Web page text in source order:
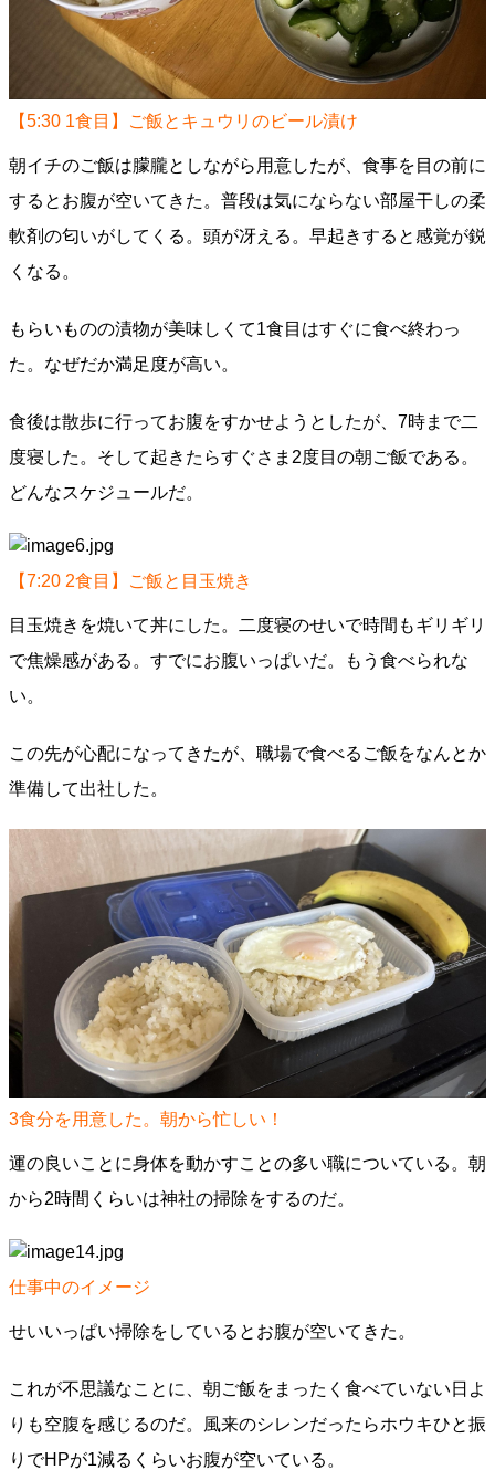
【5:30 1食目】ご飯とキュウリのビール漬け
朝イチのご飯は朦朧としながら用意したが、食事を目の前に
するとお腹が空いてきた。普段は気にならない部屋干しの柔
軟剤の匂いがしてくる。頭が冴える。早起きすると感覚が鋭
くなる。
もらいものの漬物が美味しくて1食目はすぐに食べ終わっ
た。なぜだか満足度が高い。
食後は散歩に行ってお腹をすかせようとしたが、7時まで二
度寝した。そして起きたらすぐさま2度目の朝ご飯である。
どんなスケジュールだ。
【7:20 2食目】ご飯と目玉焼き
目玉焼きを焼いて丼にした。二度寝のせいで時間もギリギリ
で焦燥感がある。すでにお腹いっぱいだ。もう食べられな
い。
この先が心配になってきたが、職場で食べるご飯をなんとか
準備して出社した。
3食分を用意した。朝から忙しい！
運の良いことに身体を動かすことの多い職についている。朝
から2時間くらいは神社の掃除をするのだ。
仕事中のイメージ
せいいっぱい掃除をしているとお腹が空いてきた。
これが不思議なことに、朝ご飯をまったく食べていない日よ
りも空腹を感じるのだ。風来のシレンだったらホウキひと振
りでHPが1減るくらいお腹が空いている。